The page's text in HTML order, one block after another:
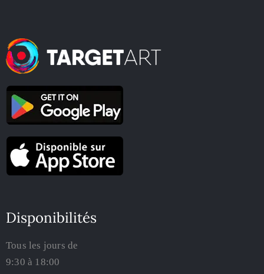
Disponibilités
Tous les jours de
9:30 à 18:00